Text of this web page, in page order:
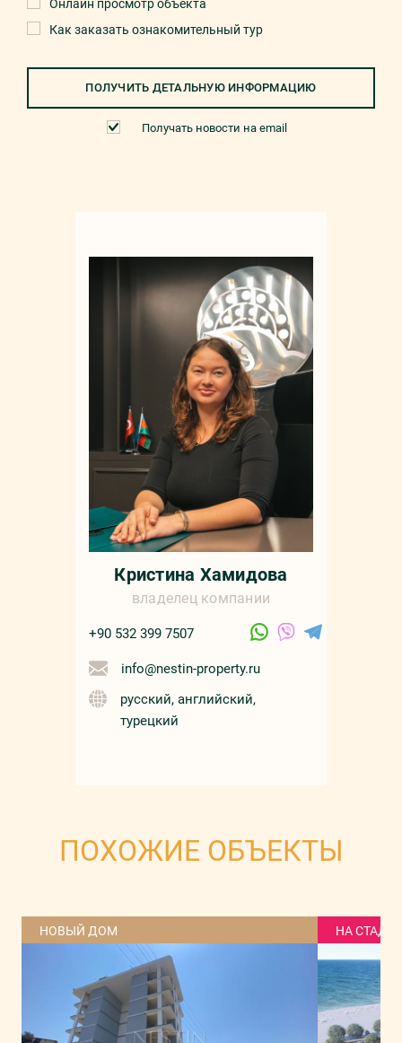
Онлайн просмотр объекта
Как заказать ознакомительный тур
ПОЛУЧИТЬ ДЕТАЛЬНУЮ ИНФОРМАЦИЮ
Получать новости на email
Кристина Хамидова
владелец компании
+90 532 399 7507
info@nestin-property.ru
русский, английский,
турецкий
ПОХОЖИЕ ОБЪЕКТЫ
НОВЫЙ ДОМ НА